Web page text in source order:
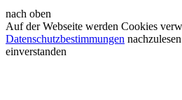
nach oben
Auf der Webseite werden Cookies
Datenschutzbestimmungen
einverstanden